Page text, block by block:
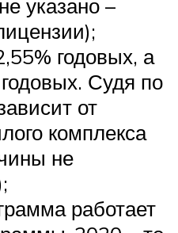
указано –
годовых, а
Судя по
от
комплекса
не
работает